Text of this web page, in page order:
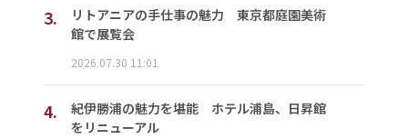
3.
リトアニアの手仕事の魅力 東京都庭園美術
館で展覧会
2026.07.30 11:01
4.
紀伊勝浦の魅力を堪能 ホテル浦島、日昇館
をリニューアル